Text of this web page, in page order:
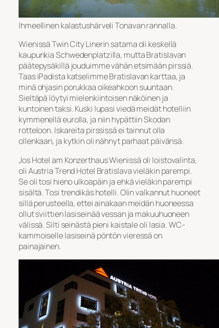
Ihmeellinen kalastushärveli Tonavan rannalla.
Wienissä Twin City Linerin satama oli keskellä
kaupunkia Schwedenplatzilla, mutta Bratislavan
päätepysäkillä jouduimme vähän etsimään pirssiä.
Taas iPadista katselimme Bratislavan karttaa, ja
minä ohjasin porukkaa oikeahkoon suuntaan.
Sieltäpä löytyi mielenkiintoisen näköinen ja
kuntoinen taksi. Kuski lupasi viedä meidät hotelliin
kymmenellä eurolla, ja niin hypättiin Skodan
rotteloon. Iskareita pirssissä ei tainnut olla
ollenkaan, ja kytkin oli nähnyt parhaat päivänsä.
Jos Hotel am Konzerthaus Wienissä oli loistovalinta,
oli Austria Trend Hotel Bratislava vieläkin parempi.
Se oli tosi hieno ulkoapäin ja ehkä vieläkin parempi
sisältä. Tosi trendikäs hotelli. Olin valkannut huoneet
sillä perusteella, ettei ainakaan meidän huoneessa
ollut sviittien lasiseinää vessan ja makuuhuoneen
välissä. Silti seinästä pieni kaistale oli lasia. WC-
kammoiselle lasiseinä pöntön vieressä on
painajainen.